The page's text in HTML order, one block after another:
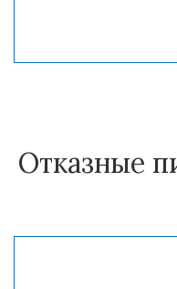
Отказные